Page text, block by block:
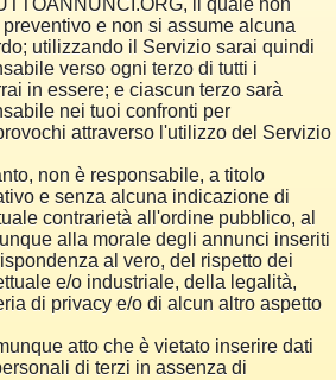
il quale non
e non si assume alcuna
utilizzando il Servizio sarai quindi
verso ogni terzo di tutti i
in essere; e ciascun terzo sarà
nei tuoi confronti per
attraverso l'utilizzo del Servizio
non è responsabile, a titolo
e senza alcuna indicazione di
contrarietà all'ordine pubblico, al
alla morale degli annunci inseriti
al vero, del rispetto dei
e/o industriale, della legalità,
di privacy e/o di alcun altro aspetto
atto che è vietato inserire dati
di terzi in assenza di